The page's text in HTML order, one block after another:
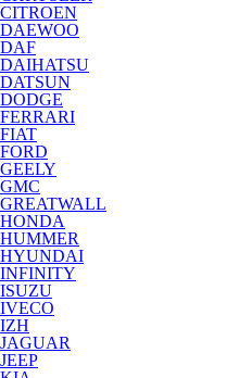
CITROEN
DAEWOO
DAF
DAIHATSU
DATSUN
DODGE
FERRARI
FIAT
FORD
GEELY
GMC
GREATWALL
HONDA
HUMMER
HYUNDAI
INFINITY
ISUZU
IVECO
IZH
JAGUAR
JEEP